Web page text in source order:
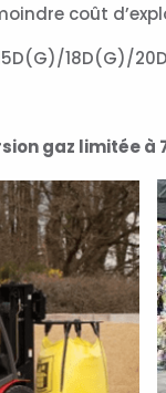
coût
18D(G)/
gaz limitée à